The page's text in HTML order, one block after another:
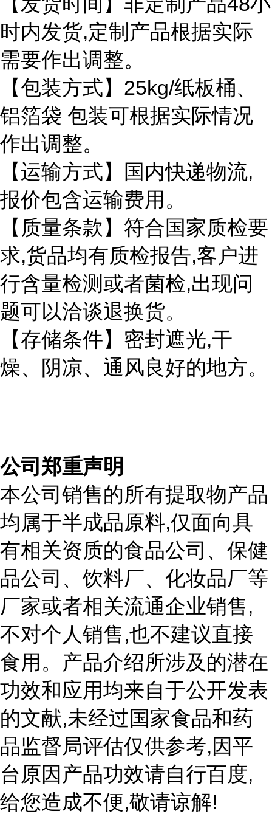
时内发货,定制产品根据实际
需要作出调整。
【包装方式】 25kg/纸板桶、
铝箔袋 包装可根据实际情况
作出调整。
【运输方式】国内快递物流,
报价包含运输费用。
【质量条款】符合国家质检要
求,货品均有质检报告,客户进
行含量检测或者菌检,出现问
题可以洽谈退换货。
【存储条件】密封遮光,干
燥、阴凉、通风良好的地方。
公司郑重声明
本公司销售的所有提取物产品
均属于半成品原料,仅面向具
有相关资质的食品公司、保健
品公司、饮料厂、化妆品厂等
厂家或者相关流通企业销售,
不对个人销售,也不建议直接
食用。产品介绍所涉及的潜在
功效和应用均来自于公开发表
的文献,未经过国家食品和药
品监督局评估仅供参考,因平
台原因产品功效请自行百度,
给您造成不便,敬请谅解!